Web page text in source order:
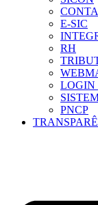
E-SIC
RH
LOGIN
PNCP